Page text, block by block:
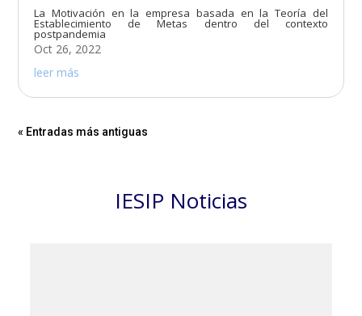
La Motivación en la empresa basada en la Teoría del
Establecimiento de Metas dentro del contexto
postpandemia
Oct 26, 2022
leer más
« Entradas más antiguas
IESIP Noticias